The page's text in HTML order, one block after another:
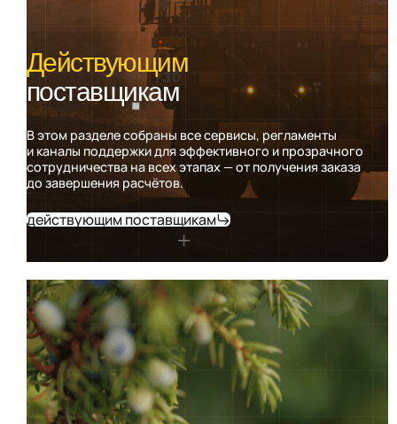
Действующим
поставщикам
В этом разделе собраны все сервисы, регламенты
и каналы поддержки для эффективного и прозрачного
сотрудничества на всех этапах — от получения заказа
до завершения расчётов.
действующим поставщикам